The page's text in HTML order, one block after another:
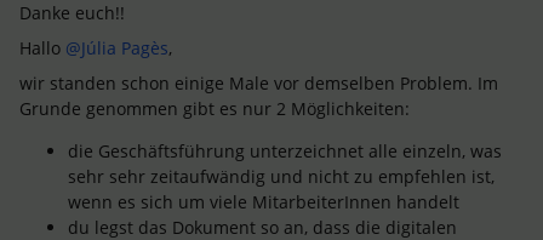
Danke euch!!
Hallo ​ @Júlia Pagès,
wir standen schon einige Male vor demselben Problem. Im
Grunde genommen gibt es nur 2 Möglichkeiten:
die Geschäftsführung unterzeichnet alle einzeln, was
sehr sehr zeitaufwändig und nicht zu empfehlen ist,
wenn es sich um viele MitarbeiterInnen handelt
du legst das Dokument so an, dass die digitalen